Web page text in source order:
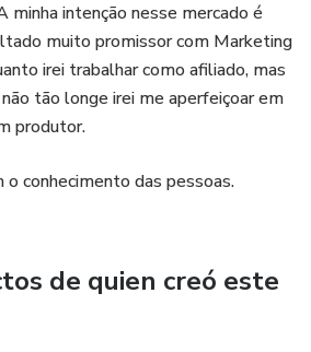
minha intenção nesse mercado é
muito promissor com Marketing
irei trabalhar como afiliado, mas
tão longe irei me aperfeiçoar em
produtor.
o conhecimento das pessoas.
de quien creó este